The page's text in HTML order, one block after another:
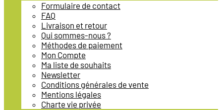
Formulaire de contact
FAQ
Livraison et retour
Qui sommes-nous ?
Méthodes de paiement
Mon Compte
Ma liste de souhaits
Newsletter
Conditions générales de vente
Mentions légales
Charte vie privée